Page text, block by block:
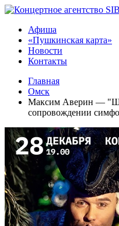
Афиша
«Пушкинская карта»
Новости
Контакты
Главная
Омск
Максим Аверин —
сопровождении